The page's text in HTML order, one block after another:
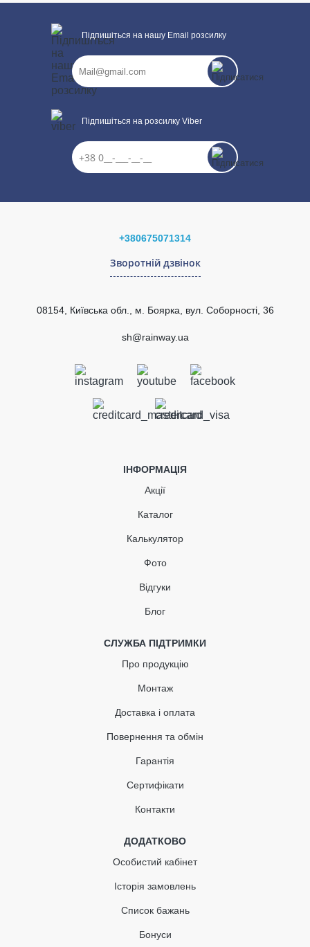
Підпишіться на нашу Email розсилку
Підпишіться на розсилку Viber
+380675071314
Зворотній дзвінок
08154, Київська обл., м. Боярка, вул. Соборності, 36
sh@rainway.ua
ІНФОРМАЦІЯ
Акції
Каталог
Калькулятор
Фото
Відгуки
Блог
СЛУЖБА ПІДТРИМКИ
Про продукцію
Монтаж
Доставка і оплата
Повернення та обмін
Гарантія
Сертифікати
Контакти
ДОДАТКОВО
Особистий кабінет
Історія замовлень
Список бажань
Бонуси